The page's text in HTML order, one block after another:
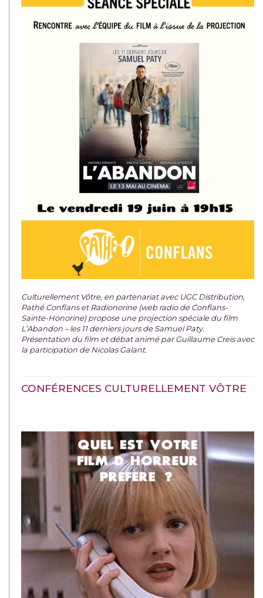
Culturellement Vôtre, en partenariat avec UGC Distribution,
Pathé Conflans et Radionorine (web radio de Conflans-
Sainte-Honorine) propose une projection spéciale du film
L’Abandon – les 11 derniers jours de Samuel Paty.
Présentation du film et débat animé par Guillaume Creis avec
la participation de Nicolas Galant.
CONFÉRENCES CULTURELLEMENT VÔTRE